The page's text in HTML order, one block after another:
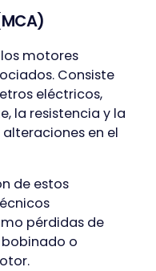
motores
Consiste
eléctricos,
la resistencia y la
en el
de estos
pérdidas de
o